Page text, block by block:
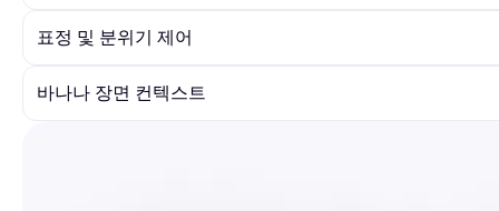
표정 및 분위기 제어
바나나 장면 컨텍스트